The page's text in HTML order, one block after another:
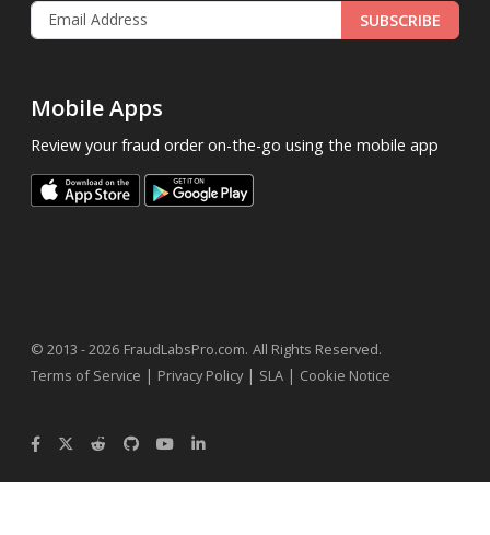
SUBSCRIBE
Mobile Apps
Review your fraud order on-the-go using the mobile app
© 2013 - 2026 FraudLabsPro.com. All Rights Reserved.
Terms of Service | Privacy Policy| SLA | Cookie Notice